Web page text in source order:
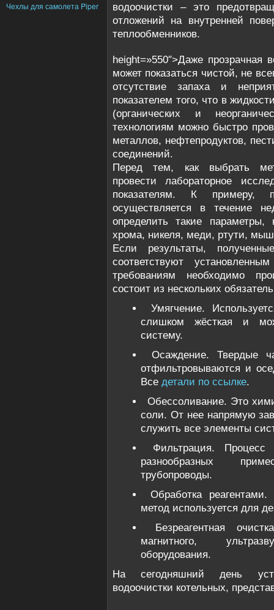
Чехлы для самолета Piper
водоочистки – это
отложений на внутренней
теплообменников.
height=»550″>Даже прозрачная
может показаться чистой, не
отсутствие запаха и
показателем того, что в
(органических и
технологиям можно быстро
металлов, нефтепродуктов,
соединений.
Перед тем, как выбрать
провести лабораторное
показателям. К примеру,
осуществляется в течение
определить такие параметры,
хрома, никеля, меди, ртути,
Если результаты,
соответствуют
требованиям необходимо
состоит из нескольких
Умягчение.
слишком жёсткая и
систему. ‌
Осаждение. Твердые
отфильтровываются и
Все детали по ссылке.
‌Обессоливание. Это
соли. От нее напрямую
служить все элементы
Фильтрация.
разнообразных
трубопроводы. ‌
Обработка
метод используется для
Безреагентная
магнитного,
оборудования.
На сегодняшний день
водоочистки котельных,